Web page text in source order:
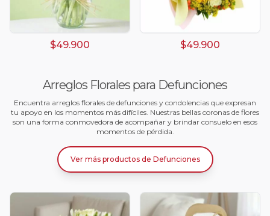
$49.900 $49.900
Arreglos Florales para Defunciones
Encuentra arreglos florales de defunciones y condolencias que expresan
tu apoyo en los momentos más difíciles. Nuestras bellas coronas de flores
son una forma conmovedora de acompañar y brindar consuelo en esos
momentos de pérdida.
Ver más productos de Defunciones